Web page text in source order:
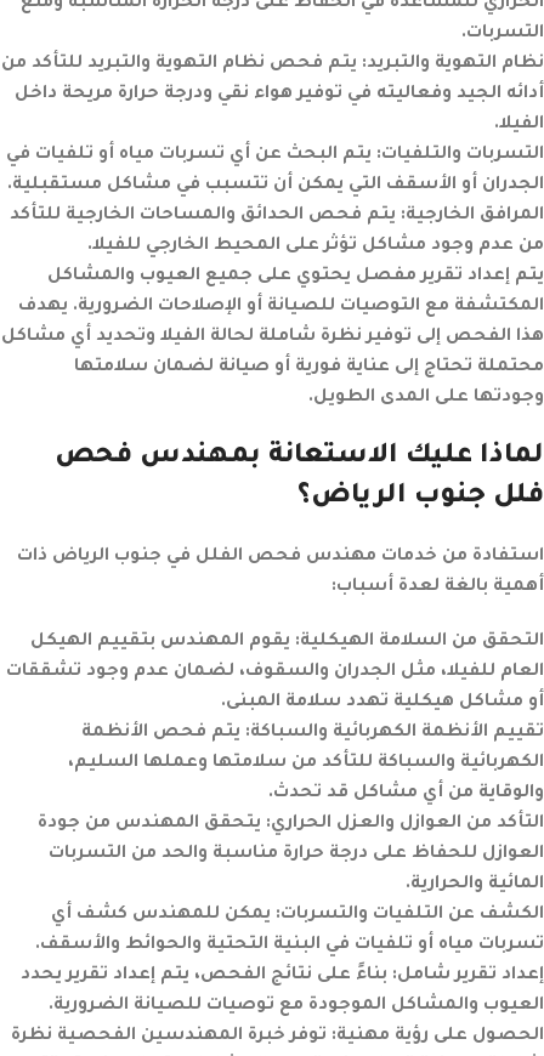
التسربات.
نظام التهوية والتبريد: يتم فحص نظام التهوية والتبريد للتأكد من
أدائه الجيد وفعاليته في توفير هواء نقي ودرجة حرارة مريحة داخل
الفيلا.
التسربات والتلفيات: يتم البحث عن أي تسربات مياه أو تلفيات في
الجدران أو الأسقف التي يمكن أن تتسبب في مشاكل مستقبلية.
المرافق الخارجية: يتم فحص الحدائق والمساحات الخارجية للتأكد
من عدم وجود مشاكل تؤثر على المحيط الخارجي للفيلا.
يتم إعداد تقرير مفصل يحتوي على جميع العيوب والمشاكل
المكتشفة مع التوصيات للصيانة أو الإصلاحات الضرورية. يهدف
هذا الفحص إلى توفير نظرة شاملة لحالة الفيلا وتحديد أي مشاكل
محتملة تحتاج إلى عناية فورية أو صيانة لضمان سلامتها
وجودتها على المدى الطويل.
لماذا عليك الاستعانة بمهندس فحص
فلل جنوب الرياض؟
استفادة من خدمات مهندس فحص الفلل في جنوب الرياض ذات
أهمية بالغة لعدة أسباب:
التحقق من السلامة الهيكلية: يقوم المهندس بتقييم الهيكل
العام للفيلا، مثل الجدران والسقوف، لضمان عدم وجود تشققات
أو مشاكل هيكلية تهدد سلامة المبنى.
تقييم الأنظمة الكهربائية والسباكة: يتم فحص الأنظمة
الكهربائية والسباكة للتأكد من سلامتها وعملها السليم،
والوقاية من أي مشاكل قد تحدث.
التأكد من العوازل والعزل الحراري: يتحقق المهندس من جودة
العوازل للحفاظ على درجة حرارة مناسبة والحد من التسربات
المائية والحرارية.
الكشف عن التلفيات والتسربات: يمكن للمهندس كشف أي
تسربات مياه أو تلفيات في البنية التحتية والحوائط والأسقف.
إعداد تقرير شامل: بناءً على نتائج الفحص، يتم إعداد تقرير يحدد
العيوب والمشاكل الموجودة مع توصيات للصيانة الضرورية.
الحصول على رؤية مهنية: توفر خبرة المهندسين الفحصية نظرة